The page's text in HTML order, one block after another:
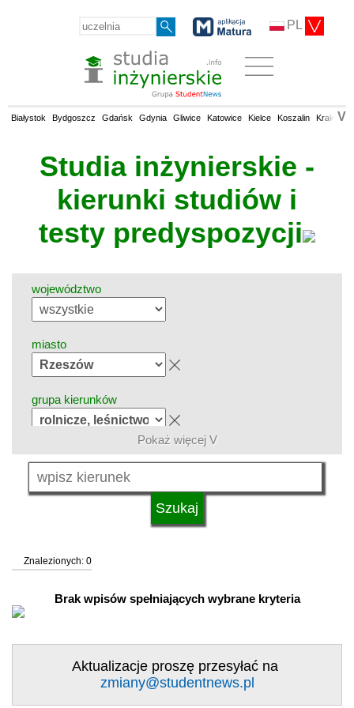
PL
Białystok Bydgoszcz Gdańsk Gdynia Gliwice Katowice Kielce Koszalin Kraków
V
Studia inżynierskie -
kierunki studiów i
testy predyspozycji
województwo
miasto
grupa kierunków
język
typ uczelni
Pokaż więcej V
Znalezionych: 0
Brak wpisów spełniających wybrane kryteria
Aktualizacje proszę przesyłać na
zmiany@studentnews.pl